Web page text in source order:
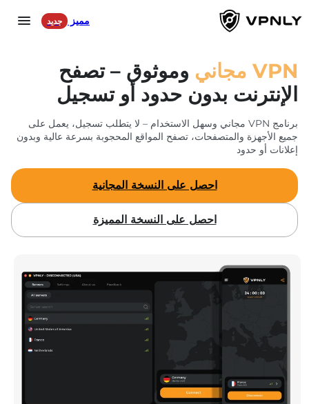
مميز جديد
Language
المنتجات
للألعاب
لوسائل التواصل الاجتماعي
خوادمنا
VPN مجاني وموثوق – تصفح
الإنترنت بدون حدود أو تسجيل
برنامج VPN مجاني وسهل الاستخدام – لا يتطلب تسجيل، يعمل على
جميع الأجهزة والمتصفحات، تصفح المواقع المحجوبة بسرعة عالية وبدون
إعلانات أو حدود
احصل على النسخة المجانية
احصل على النسخة المميزة